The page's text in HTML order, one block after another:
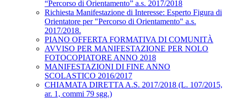
“Percorso di Orientamento” a.s. 2017/2018
Richiesta Manifestazione di Interesse: Esperto Figura di
Orientatore per "Percorso di Orientamento" a.s.
2017/2018.
PIANO OFFERTA FORMATIVA DI COMUNITÀ
AVVISO PER MANIFESTAZIONE PER NOLO
FOTOCOPIATORE ANNO 2018
MANIFESTAZIONI DI FINE ANNO
SCOLASTICO 2016/2017
CHIAMATA DIRETTA A.S. 2017/2018 (L. 107/2015,
ar. 1, commi 79 sgg.)